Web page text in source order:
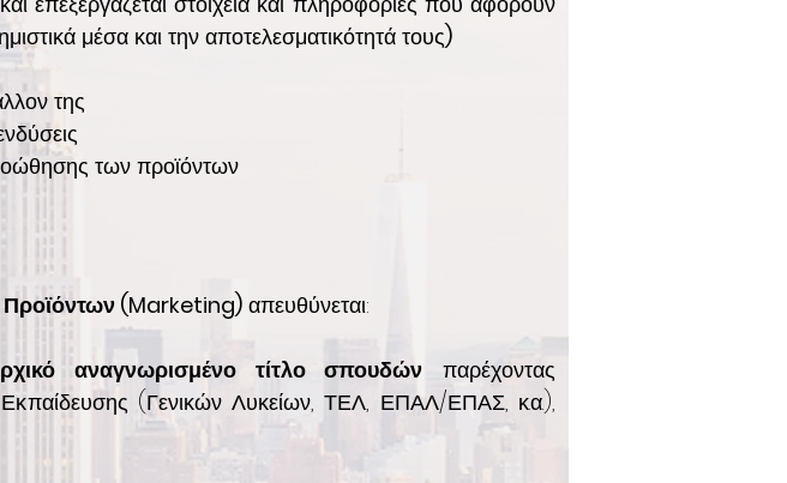
μέσα και την αποτελεσματικότητά τους)
της
των προϊόντων
Προϊόντων (Marketing) απευθύνεται:
αναγνωρισμένο τίτλο σπουδών παρέχοντας
(Γενικών Λυκείων, ΤΕΛ, ΕΠΑΛ/ΕΠΑΣ, κ.α.),